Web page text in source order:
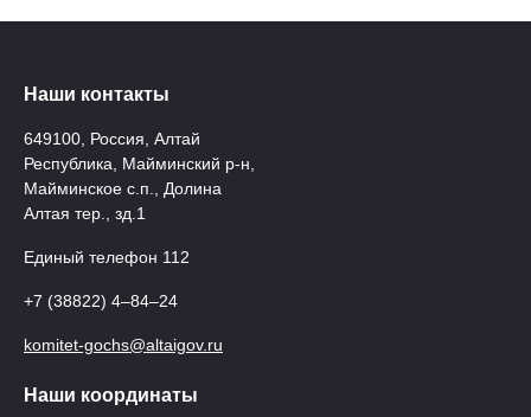
Наши контакты
649100, Россия, Алтай
Республика, Майминский р-н,
Майминское с.п., Долина
Алтая тер., зд.1
Единый телефон 112
+7 (38822) 4‒84‒24
komitet-gochs@altaigov.ru
Наши координаты